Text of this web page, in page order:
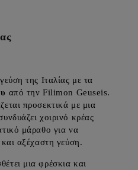
της Ιταλίας με τα
από την Filimon Geuseis.
προσεκτικά με μια
χοιρινό κρέας
μάραθο για να
αξέχαστη γεύση.
μια φρέσκια και